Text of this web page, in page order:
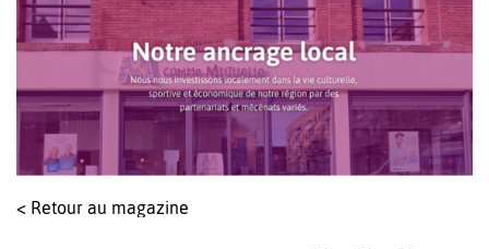
< Retour au magazine